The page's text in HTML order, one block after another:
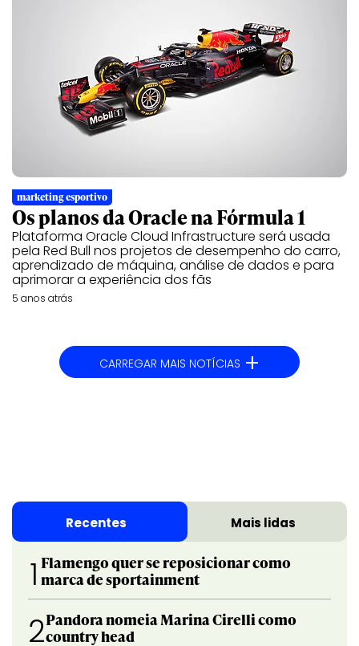
marketing esportivo
Os planos da Oracle na Fórmula 1
Plataforma Oracle Cloud Infrastructure será usada
pela Red Bull nos projetos de desempenho do carro,
aprendizado de máquina, análise de dados e para
aprimorar a experiência dos fãs
5 anos atrás
CARREGAR MAIS NOTÍCIAS +
Recentes Mais lidas
1 Flamengo quer se reposicionar como
marca de sportainment
2Pandora nomeia Marina Cirelli como
country head